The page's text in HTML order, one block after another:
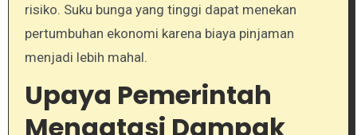
risiko. Suku bunga yang tinggi dapat menekan
pertumbuhan ekonomi karena biaya pinjaman
menjadi lebih mahal.
Upaya Pemerintah
Mengatasi Dampak